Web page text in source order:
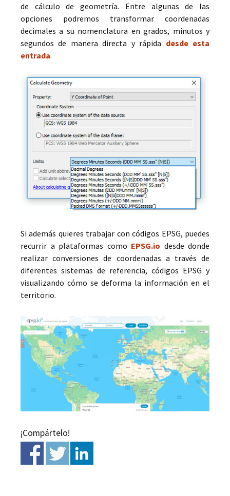
de cálculo de geometría. Entre algunas de las
opciones podremos transformar coordenadas
decimales a su nomenclatura en grados, minutos y
segundos de manera directa y rápida desde esta
entrada.
Si además quieres trabajar con códigos EPSG, puedes
recurrir a plataformas como EPSG.io desde donde
realizar conversiones de coordenadas a través de
diferentes sistemas de referencia, códigos EPSG y
visualizando cómo se deforma la información en el
territorio.
¡Compártelo!